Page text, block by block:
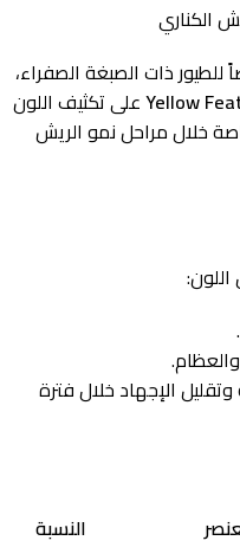
الكناري
ذات الصبغة الصفراء،
Yellowعلى تكثيف اللون
خلال مراحل نمو الريش
الإجهاد خلال فترة
النسبة